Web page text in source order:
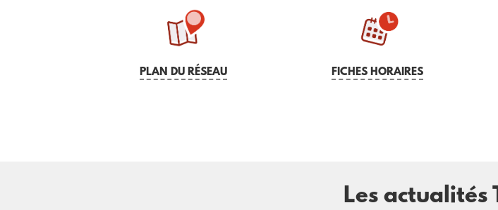
PLAN DU RÉSEAU FICHES HORAIRES
Les actualités